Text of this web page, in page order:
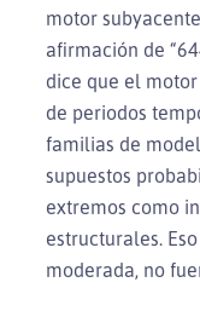
motor
afirmación de
dice que el
de periodos
familias de
supuestos
extremos como
estructurales.
moderada, no